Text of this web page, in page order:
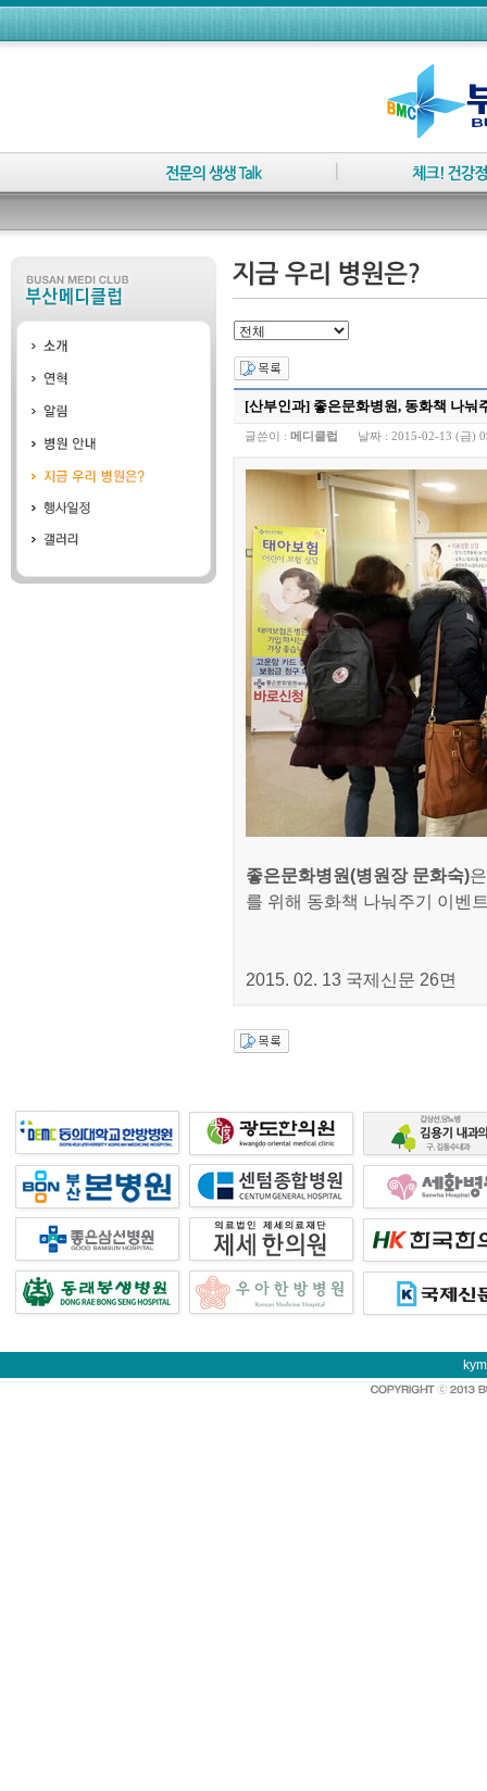
[산부인과] 좋은문화병원, 동화책 나눠
글쓴이 : 메디클럽 날짜 : 2015-02-13 (금)
좋은문화병원(병원장 문화숙)
를 위해 동화책 나눠주기 이벤
2015. 02. 13 국제신문 26면